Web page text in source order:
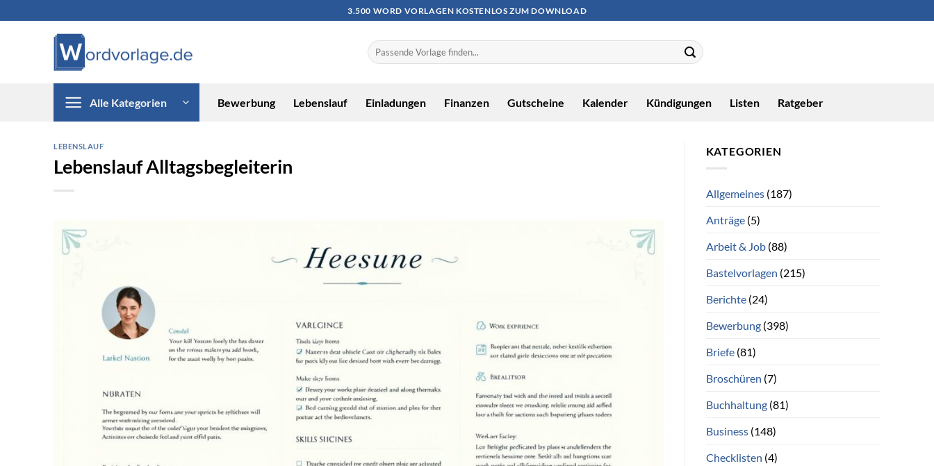
3.500 WORD VORLAGEN KOSTENLOS ZUM DOWNLOAD
Alle Kategorien Bewerbung Lebenslauf Einladungen Finanzen Gutscheine Kalender Kündigungen Listen Ratgeber
LEBENSLAUF
Lebenslauf Alltagsbegleiterin
KATEGORIEN
Allgemeines(187)
Anträge(5)
Arbeit & Job(88)
Bastelvorlagen (215)
Berichte(24)
Bewerbung(398)
Briefe(81)
Broschüren (7)
Buchhaltung(81)
Business(148)
Checklisten (4)